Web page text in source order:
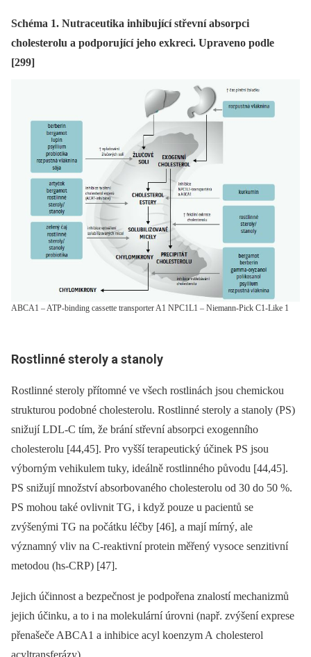
Schéma 1. Nutraceutika inhibující střevní absorpci
cholesterolu a podporující jeho exkreci. Upraveno podle
[299]
ABCA1 – ATP-binding cassette transporter A1 NPC1L1 – Niemann-Pick C1-Like 1
Rostlinné steroly a stanoly
Rostlinné steroly přítomné ve všech rostlinách jsou chemickou
strukturou podobné cholesterolu. Rostlinné steroly a stanoly (PS)
snižují LDL-C tím, že brání střevní absorpci exogenního
cholesterolu [44,45]. Pro vyšší terapeutický účinek PS jsou
výborným vehikulem tuky, ideálně rostlinného původu [44,45].
PS snižují množství absorbovaného cholesterolu od 30 do 50 %.
PS mohou také ovlivnit TG, i když pouze u pacientů se
zvýšenými TG na počátku léčby [46], a mají mírný, ale
významný vliv na C-reaktivní protein měřený vysoce senzitivní
metodou (hs-CRP) [47].
Jejich účinnost a bezpečnost je podpořena znalostí mechanizmů
jejich účinku, a to i na molekulární úrovni (např. zvýšení exprese
přenašeče ABCA1 a inhibice acyl koenzym A cholesterol